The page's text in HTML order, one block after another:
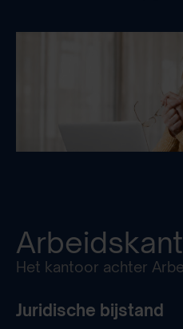
Het kantoor achter
Juridische bijstand